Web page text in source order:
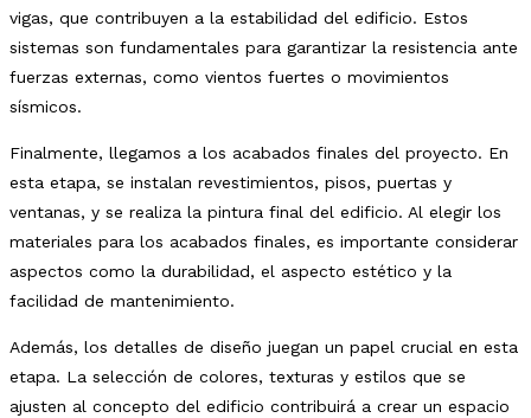
vigas, que contribuyen a la estabilidad del edificio. Estos
sistemas son fundamentales para garantizar la resistencia ante
fuerzas externas, como vientos fuertes o movimientos
sísmicos.
Finalmente, llegamos a los acabados finales del proyecto. En
esta etapa, se instalan revestimientos, pisos, puertas y
ventanas, y se realiza la pintura final del edificio. Al elegir los
materiales para los acabados finales, es importante considerar
aspectos como la durabilidad, el aspecto estético y la
facilidad de mantenimiento.
Además, los detalles de diseño juegan un papel crucial en esta
etapa. La selección de colores, texturas y estilos que se
ajusten al concepto del edificio contribuirá a crear un espacio